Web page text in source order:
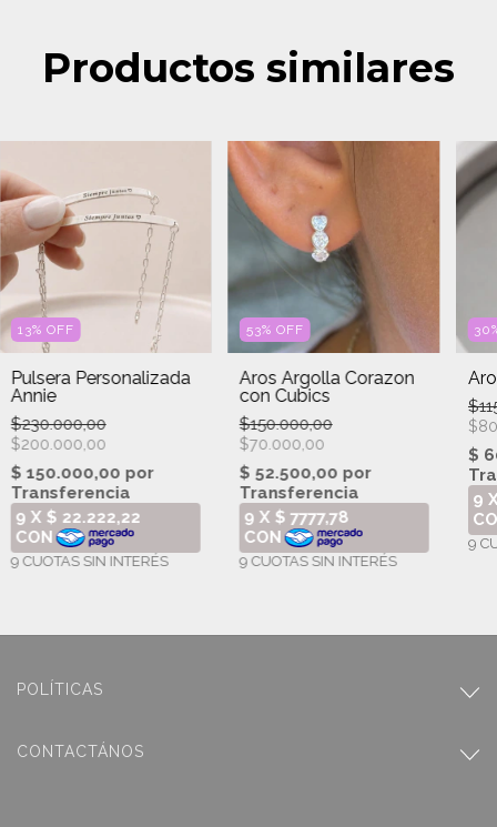
Productos similares
13% OFF
Pulsera Personalizada
Annie
$230.000,00
$200.000,00
53% OFF
Aros Argolla Corazon
con Cubics
$150.000,00
$70.000,00
30
POLÍTICAS
CONTACTÁNOS